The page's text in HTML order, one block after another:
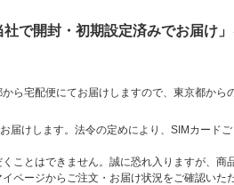
で開封・初期設定済みでお届け
宅配便にてお届けしますので、東京都から
けします。法令の定めにより、SIMカード
ことはできません。誠に恐れ入りますが、商
ページからご注文・お届け状況をご確認い